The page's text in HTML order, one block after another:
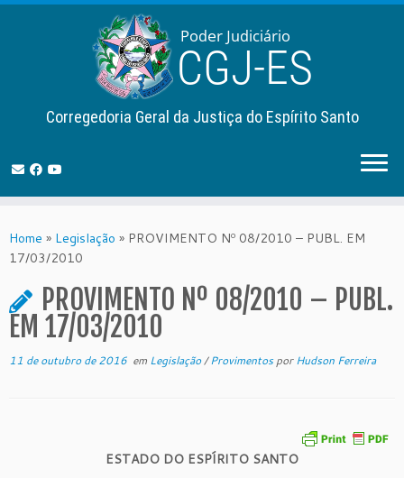
to
content
Corregedoria Geral da Justiça do Espírito Santo
Home » Legislação » PROVIMENTO Nº 08/2010 – PUBL. EM
17/03/2010
PROVIMENTO Nº 08/2010 – PUBL.
EM 17/03/2010
11 de outubro de 2016 em Legislação/ProvimentosporHudson Ferreira
ESTADO DO ESPÍRITO SANTO